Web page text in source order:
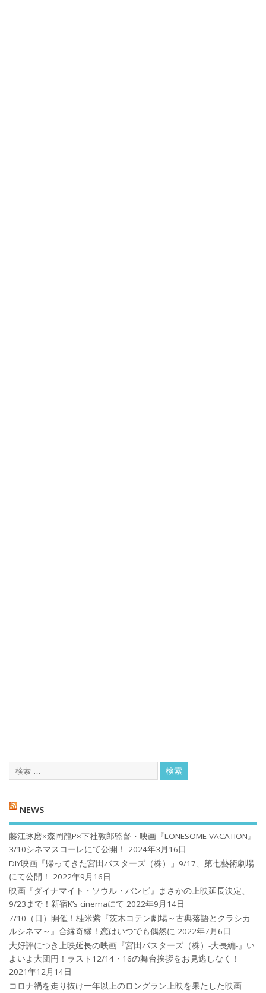
NEWS
藤江琢磨×森岡龍P×下社敦郎監督・映画『LONESOME VACATION』
3/10シネマスコーレにて公開！
2024年3月16日
DIY映画『帰ってきた宮田バスターズ（株）」9/17、第七藝術劇場
にて公開！
2022年9月16日
映画『ダイナマイト・ソウル・バンビ』まさかの上映延長決定、
9/23まで！新宿K’s cinemaにて 2022年9月14日
7/10（日）開催！桂米紫『茨木コテン劇場～古典落語とクラシカ
ルシネマ～』合縁奇縁！恋はいつでも偶然に 2022年7月6日
大好評につき上映延長の映画『宮田バスターズ（株）-大長編-』い
よいよ大団円！ラスト12/14・16の舞台挨拶をお見逃しなく！
2021年12月14日
コロナ禍を⾛り抜け⼀年以上のロングラン上映を果たした映画